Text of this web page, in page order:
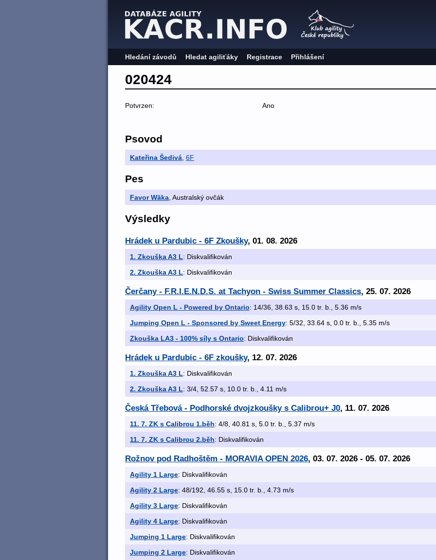
Hledání závodů Hledat agiliťáky Registrace Přihlášení
020424
Potvrzen: Ano
Psovod
Kateřina Šedivá, 6F
Pes
Favor Wäka, Australský ovčák
Výsledky
Hrádek u Pardubic - 6F Zkoušky, 01. 08. 2026
1. Zkouška A3 L: Diskvalifikován
2. Zkouška A3 L: Diskvalifikován
Čerčany - F.R.I.E.N.D.S. at Tachyon - Swiss Summer Classics, 25. 07. 2026
Agility Open L - Powered by Ontario: 14/36, 38.63 s, 15.0 tr. b., 5.36 m/s
Jumping Open L - Sponsored by Sweet Energy: 5/32, 33.64 s, 0.0 tr. b., 5.35 m/s
Zkouška LA3 - 100% síly s Ontario: Diskvalifikován
Hrádek u Pardubic - 6F zkoušky, 12. 07. 2026
1. Zkouška A3 L: Diskvalifikován
2. Zkouška A3 L: 3/4, 52.57 s, 10.0 tr. b., 4.11 m/s
Česká Třebová - Podhorské dvojzkoušky s Calibrou+ J0, 11. 07. 2026
11. 7. ZK s Calibrou 1.běh: 4/8, 40.81 s, 5.0 tr. b., 5.37 m/s
11. 7. ZK s Calibrou 2.běh: Diskvalifikován
Rožnov pod Radhoštěm - MORAVIA OPEN 2026, 03. 07. 2026 - 05. 07. 2026
Agility 1 Large: Diskvalifikován
Agility 2 Large: 48/192, 46.55 s, 15.0 tr. b., 4.73 m/s
Agility 3 Large: Diskvalifikován
Agility 4 Large: Diskvalifikován
Jumping 1 Large: Diskvalifikován
Jumping 2 Large: Diskvalifikován